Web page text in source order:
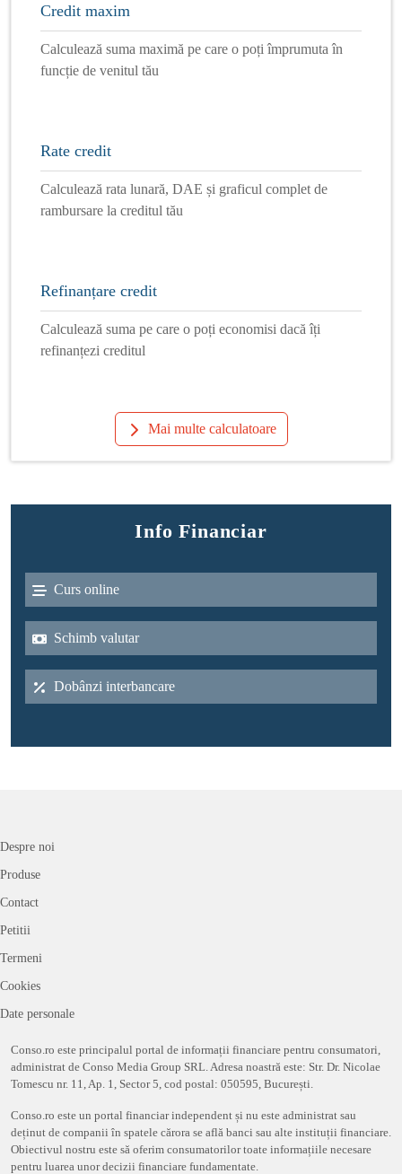
Credit maxim
Calculează suma maximă pe care o poți împrumuta în
funcție de venitul tău
Rate credit
Calculează rata lunară, DAE și graficul complet de
rambursare la creditul tău
Refinanțare credit
Calculează suma pe care o poți economisi dacă îți
refinanțezi creditul
Mai multe calculatoare
Info Financiar
Curs online
Schimb valutar
Dobânzi interbancare
Despre noi
Produse
Contact
Petitii
Termeni
Cookies
Date personale
Conso.ro este principalul portal de informații financiare pentru consumatori,
administrat de Conso Media Group SRL. Adresa noastră este: Str. Dr. Nicolae
Tomescu nr. 11, Ap. 1, Sector 5, cod postal: 050595, București.
Conso.ro este un portal financiar independent și nu este administrat sau
deținut de companii în spatele cărora se află banci sau alte instituții financiare.
Obiectivul nostru este să oferim consumatorilor toate informațiile necesare
pentru luarea unor decizii financiare fundamentate.